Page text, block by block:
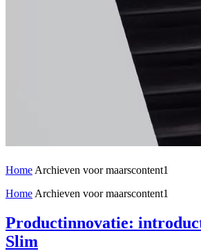
Home Archieven voor maarscontent1
Home Archieven voor maarscontent1
Productinnovatie:
Slim